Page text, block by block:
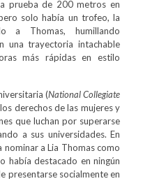
prueba de 200 metros en
solo había un trofeo, la
a Thomas, humillando
una trayectoria intachable
más rápidas en estilo
(National Collegiate
derechos de las mujeres y
que luchan por superarse
a sus universidades. En
a Lia Thomas como
había destacado en ningún
presentarse socialmente en